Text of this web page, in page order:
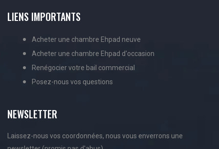
LIENS IMPORTANTS
Acheter une chambre Ehpad neuve
Acheter une chambre Ehpad d'occasion
Renégocier votre bail commercial
Posez-nous vos questions
NEWSLETTER
Laissez-nous vos coordonnées, nous vous enverrons une